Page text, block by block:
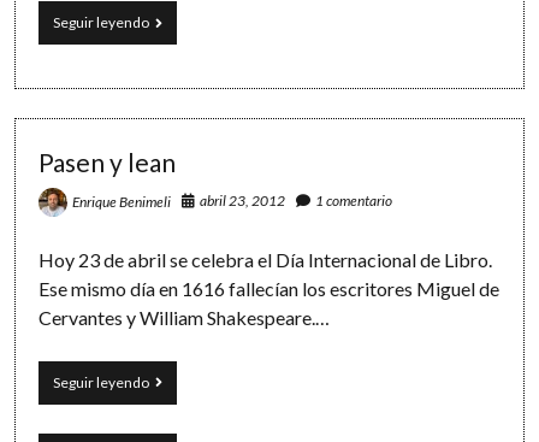
Seguir leyendoUn
juego
palabras:
Pasen y lean
Enrique Benimeli abril 23, 2012 1 comentario
Hoy 23 de abril se celebra el Día Internacional de Libro.
Ese mismo día en 1616 fallecían los escritores Miguel de
Cervantes y William Shakespeare.…
Seguir leyendoPasen
y